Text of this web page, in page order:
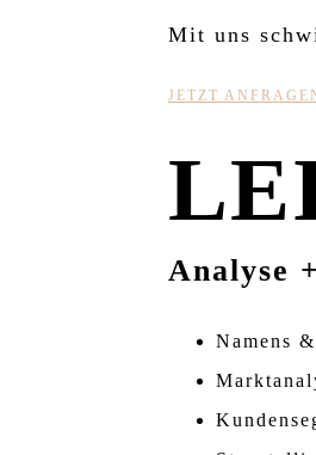
Mit uns
JETZT
Analyse
Namens